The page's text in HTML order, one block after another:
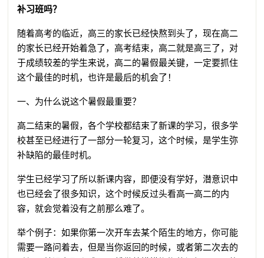
补习班吗？
随着高考的临近，高三的家长已经快熬到头了，现在高二
的家长已经开始着急了，高考结束，高二就是高三了，对
于成绩较差的学生来说，高二的暑假最关键，一定要抓住
这个最佳的时机，也许是最后的机会了！
一、为什么说这个暑假最重要？
高二结束的暑假，各个学校都结束了新课的学习，很多学
校甚至已经进行了一部分一轮复习，这个时候，是学生弥
补缺陷的最佳时机。
学生已经学习了所以新课内容，即便没有学好，潜意识中
也已经会了很多知识，这个时候反过头看高一高二的内
容，就会觉着没有之前那么难了。
举个例子：如果你第一次开车去某个陌生的地方，你可能
需要一路问着去，但是当你返回的时候，或者第二次去的